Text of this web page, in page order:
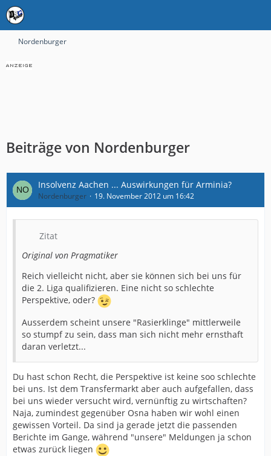
Nordenburger
Beiträge von Nordenburger
Insolvenz Aachen ... Auswirkungen für Arminia?
Nordenburger 19. November 2012 um 16:42
Zitat
Original von Pragmatiker
Reich vielleicht nicht, aber sie können sich bei uns für
die 2. Liga qualifizieren. Eine nicht so schlechte
Perspektive, oder?
Ausserdem scheint unsere "Rasierklinge" mittlerweile
so stumpf zu sein, dass man sich nicht mehr ernsthaft
daran verletzt...
Du hast schon Recht, die Perspektive ist keine soo schlechte
bei uns. Ist dem Transfermarkt aber auch aufgefallen, dass
bei uns wieder versucht wird, vernünftig zu wirtschaften?
Naja, zumindest gegenüber Osna haben wir wohl einen
gewissen Vorteil. Da sind ja gerade jetzt die passenden
Berichte im Gange, während "unsere" Meldungen ja schon
etwas zurück liegen